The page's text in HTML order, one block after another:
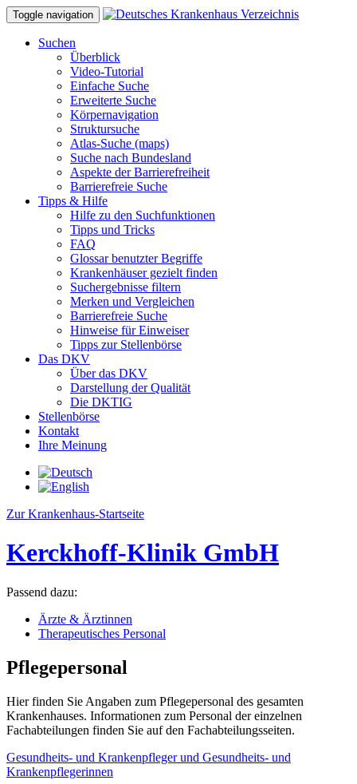
Toggle navigation
Suchen
Überblick
Video-Tutorial
Einfache Suche
Erweiterte Suche
Körpernavigation
Struktursuche
Atlas-Suche (maps)
Suche nach Bundesland
Aspekte der Barrierefreiheit
Barrierefreie Suche
Tipps & Hilfe
Hilfe zu den Suchfunktionen
Tipps und Tricks
FAQ
Glossar benutzter Begriffe
Krankenhäuser gezielt finden
Suchergebnisse filtern
Merken und Vergleichen
Barrierefreie Suche
Hinweise für Einweiser
Tipps zur Stellenbörse
Das DKV
Über das DKV
Darstellung der Qualität
Die DKTIG
Stellenbörse
Kontakt
Ihre Meinung
Zur Krankenhaus-Startseite
Kerckhoff-Klinik GmbH
Passend dazu:
Ärzte & Ärztinnen
Therapeutisches Personal
Pflegepersonal
Hier finden Sie Angaben zum Pflegepersonal des gesamten
Krankenhauses. Informationen zum Personal der einzelnen
Fachabteilungen finden Sie auf den Fachabteilungsseiten.
Gesundheits- und Krankenpfleger und Gesundheits- und
Krankenpflegerinnen